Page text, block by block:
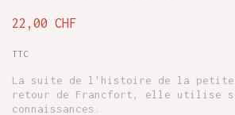
22,00 CHF
TTC
La suite de l'histoire de la
retour de Francfort, elle utilise
connaissances.